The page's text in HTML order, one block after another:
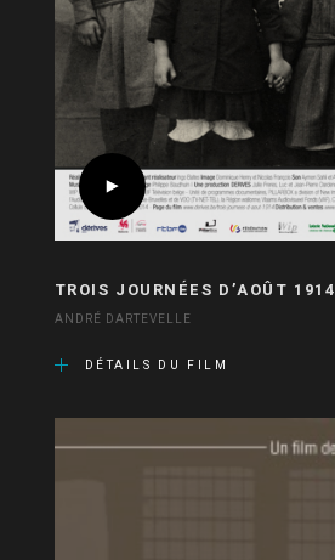
TROIS JOURNÉES D’AOÛT 1914
ANDRÉ DARTEVELLE
DÉTAILS DU FILM